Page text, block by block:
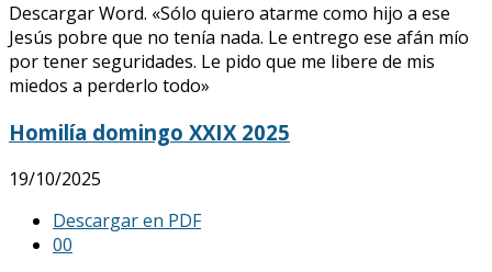
Descargar Word. «Sólo quiero atarme como hijo a ese
Jesús pobre que no tenía nada. Le entrego ese afán mío
por tener seguridades. Le pido que me libere de mis
miedos a perderlo todo»
Homilía domingo XXIX 2025
19/10/2025
Descargar en PDF
00